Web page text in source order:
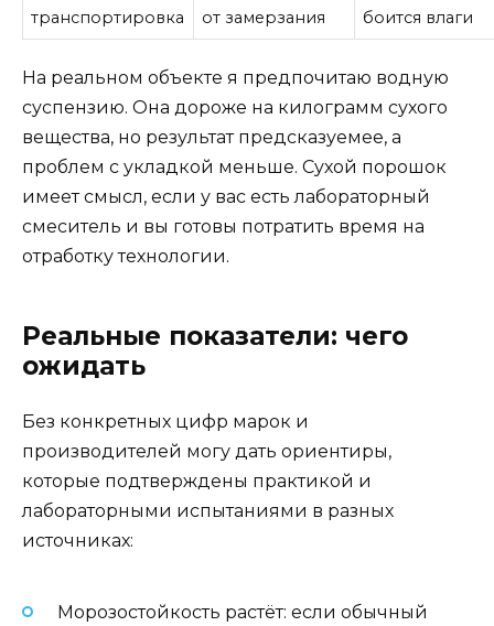
транспортировка
от замерзания
боится влаги
На реальном объекте я предпочитаю водную
суспензию. Она дороже на килограмм сухого
вещества, но результат предсказуемее, а
проблем с укладкой меньше. Сухой порошок
имеет смысл, если у вас есть лабораторный
смеситель и вы готовы потратить время на
отработку технологии.
Реальные показатели: чего
ожидать
Без конкретных цифр марок и
производителей могу дать ориентиры,
которые подтверждены практикой и
лабораторными испытаниями в разных
источниках:
Морозостойкость растёт: если обычный